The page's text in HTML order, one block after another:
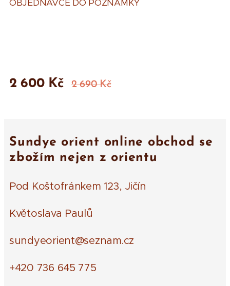
OBJEDNÁVCE DO POZNÁMKY
2 600Kč 2 690Kč
Sundye orient online obchod se
zbožím nejen z orientu
Pod Koštofránkem 123, Jičín
Květoslava Paulů
sundyeorient@seznam.cz
+420 736 645 775